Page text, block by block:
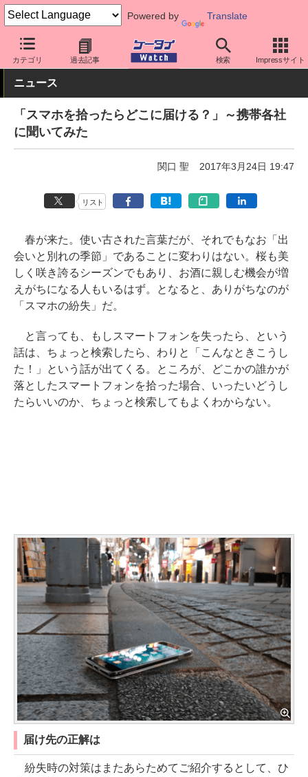
Powered by Translate
カテゴリ 過去記事 検索 Impressサイト
ケータイ Watch 業界動向 その他
ニュース
「スマホを拾ったらどこに届ける？」～携帯各社
に聞いてみた
関口 聖 2017年3月24日 19:47
リスト
春が来た。使い古された言葉だが、それでもなお「出
会いと別れの季節」であることに変わりはない。桜も美
しく咲き誇るシーズンでもあり、お酒に親しむ機会が増
えがちになる人もいるはず。となると、ありがちなのが
「スマホの紛失」だ。
と言っても、もしスマートフォンを失ったら、という
話は、ちょっと検索したら、わりと「こんなときこうし
た！」という話が出てくる。ところが、どこかの誰かが
落としたスマートフォンを拾った場合、いったいどうし
たらいいのか、ちょっと検索してもよくわからない。
届け先の正解は
紛失時の対策はまたあらためてご紹介するとして、ひ